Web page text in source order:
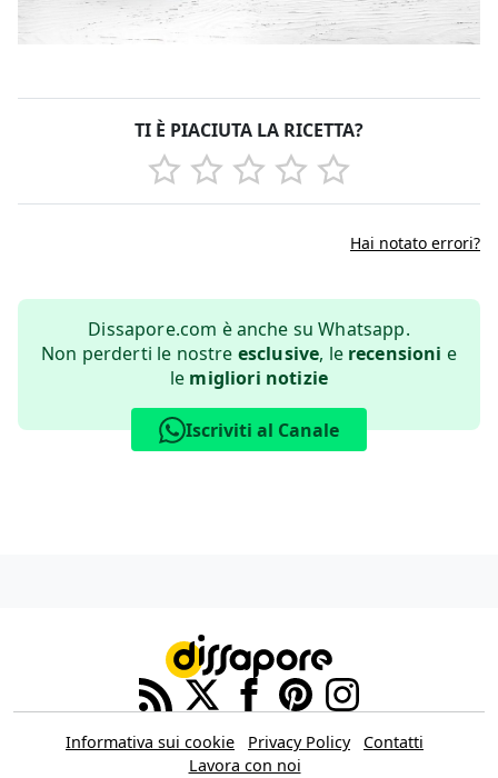
TI È PIACIUTA LA RICETTA?
Hai notato errori?
Dissapore.com è anche su Whatsapp.
Non perderti le nostre esclusive, le recensioni e
le migliori notizie
Iscriviti al Canale
Informativa sui cookie Privacy Policy
Contatti
Lavora con noi